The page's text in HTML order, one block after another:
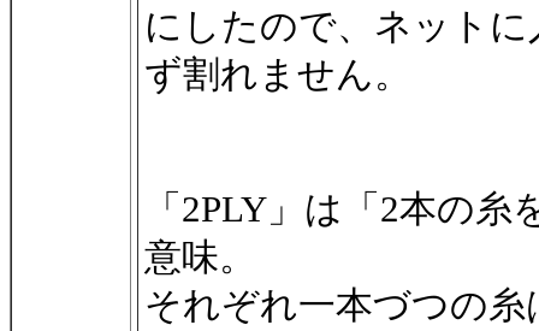
にしたので、ネット
ず割れません。
「2PLY」は「2本の
意味。
それぞれ一本づつの